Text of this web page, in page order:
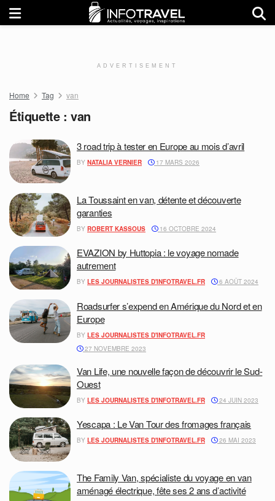
ADVERTISEMENT
Home Tag van
Étiquette :van
3 road trip à tester en Europe au mois d’avril
BY NATALIA VERNIER 17 MARS 2026
La Toussaint en van, détente et découverte
garanties
BY ROBERT KASSOUS 16 OCTOBRE 2024
EVAZION by Huttopia : le voyage nomade
autrement
BY LES JOURNALISTES D'INFOTRAVEL.FR 6 AOÛT 2024
Roadsurfer s’expend en Amérique du Nord et en
Europe
BY LES JOURNALISTES D'INFOTRAVEL.FR
27 NOVEMBRE 2023
Van Life, une nouvelle façon de découvrir le Sud-
Ouest
BY LES JOURNALISTES D'INFOTRAVEL.FR 24 JUIN 2023
Yescapa : Le Van Tour des fromages français
BY LES JOURNALISTES D'INFOTRAVEL.FR 26 MAI 2023
The Family Van, spécialiste du voyage en van
aménagé électrique, fête ses 2 ans d’activité